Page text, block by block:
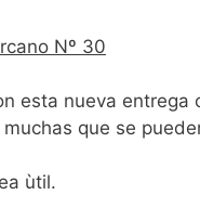
Nº 30
esta nueva entrega
que se
ùtil.